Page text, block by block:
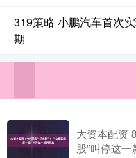
319策略 小鹏汽车首次
期
大资本配资
股”叫停这